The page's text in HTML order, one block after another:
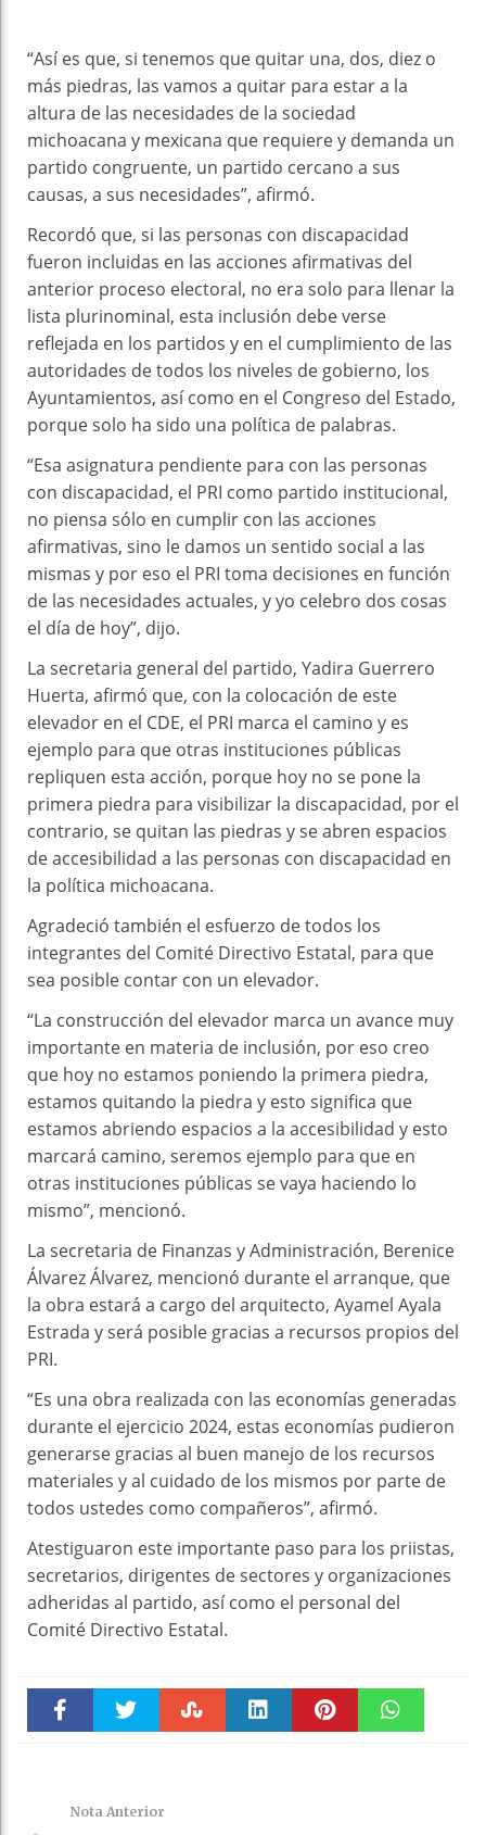
“Así es que, si tenemos que quitar una, dos, diez o
más piedras, las vamos a quitar para estar a la
altura de las necesidades de la sociedad
michoacana y mexicana que requiere y demanda un
partido congruente, un partido cercano a sus
causas, a sus necesidades”, afirmó.
Recordó que, si las personas con discapacidad
fueron incluidas en las acciones afirmativas del
anterior proceso electoral, no era solo para llenar la
lista plurinominal, esta inclusión debe verse
reflejada en los partidos y en el cumplimiento de las
autoridades de todos los niveles de gobierno, los
Ayuntamientos, así como en el Congreso del Estado,
porque solo ha sido una política de palabras.
“Esa asignatura pendiente para con las personas
con discapacidad, el PRI como partido institucional,
no piensa sólo en cumplir con las acciones
afirmativas, sino le damos un sentido social a las
mismas y por eso el PRI toma decisiones en función
de las necesidades actuales, y yo celebro dos cosas
el día de hoy”, dijo.
La secretaria general del partido, Yadira Guerrero
Huerta, afirmó que, con la colocación de este
elevador en el CDE, el PRI marca el camino y es
ejemplo para que otras instituciones públicas
repliquen esta acción, porque hoy no se pone la
primera piedra para visibilizar la discapacidad, por el
contrario, se quitan las piedras y se abren espacios
de accesibilidad a las personas con discapacidad en
la política michoacana.
Agradeció también el esfuerzo de todos los
integrantes del Comité Directivo Estatal, para que
sea posible contar con un elevador.
“La construcción del elevador marca un avance muy
importante en materia de inclusión, por eso creo
que hoy no estamos poniendo la primera piedra,
estamos quitando la piedra y esto significa que
estamos abriendo espacios a la accesibilidad y esto
marcará camino, seremos ejemplo para que en
otras instituciones públicas se vaya haciendo lo
mismo”, mencionó.
La secretaria de Finanzas y Administración, Berenice
Álvarez Álvarez, mencionó durante el arranque, que
la obra estará a cargo del arquitecto, Ayamel Ayala
Estrada y será posible gracias a recursos propios del
PRI.
“Es una obra realizada con las economías generadas
durante el ejercicio 2024, estas economías pudieron
generarse gracias al buen manejo de los recursos
materiales y al cuidado de los mismos por parte de
todos ustedes como compañeros”, afirmó.
Atestiguaron este importante paso para los priistas,
secretarios, dirigentes de sectores y organizaciones
adheridas al partido, así como el personal del
Comité Directivo Estatal.
Nota Anterior